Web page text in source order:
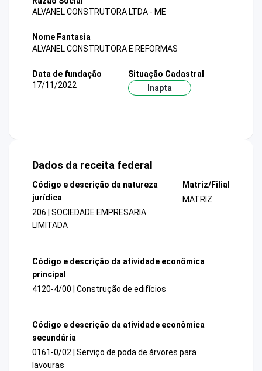
ALVANEL CONSTRUTORA LTDA - ME
Nome Fantasia
ALVANEL CONSTRUTORA E REFORMAS
Data de fundação
17/11/2022
Situação Cadastral
Inapta
Dados da receita federal
Código e descrição da natureza
jurídica
206 | SOCIEDADE EMPRESARIA
LIMITADA
Matriz/Filial
MATRIZ
Código e descrição da atividade econômica
principal
4120-4/00 | Construção de edifícios
Código e descrição da atividade econômica
secundária
0161-0/02 | Serviço de poda de árvores para
lavouras